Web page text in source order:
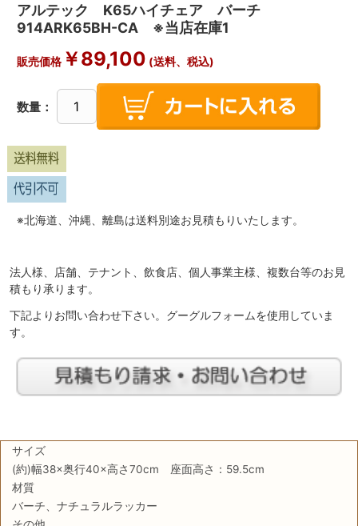
アルテック K65ハイチェア バーチ
914ARK65BH-CA ※当店在庫1
販売価格￥89,100 (送料、税込)
数量：
※北海道、沖縄、離島は送料別途お見積もりいたします。
法人様、店舗、テナント、飲食店、個人事業主様、複数台等のお見
積もり承ります。
下記よりお問い合わせ下さい。グーグルフォームを使用していま
す。
サイズ
(約)幅38×奥行40×高さ70cm 座面高さ：59.5cm
材質
バーチ、ナチュラルラッカー